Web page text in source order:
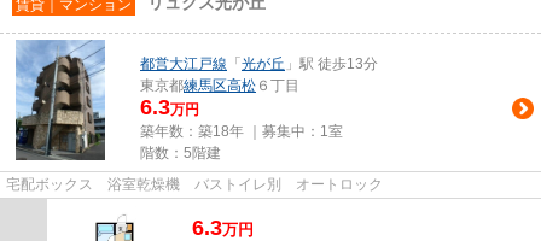
賃貸｜マンション
都営大江戸線 「 光が丘 」駅 徒歩13分
東京都練馬区高松 ６丁目
6.3万円
築年数：築18年 ｜募集中： 1室
階数：5階建
宅配ボックス 浴室乾燥機 バストイレ別 オートロック
6.3万円